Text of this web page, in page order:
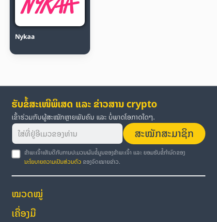
Nykaa
ຮັບຂໍ້ສະເໜີພິເສດ ແລະ ຂ່າວສານ crypto
ເຂົ້າຮ່ວມກັບຜູ້ສະໝັກຫຼາຍພັນຄົນ ແລະ ບໍ່ພາດໂອກາດໃດໆ.
ສະໝັກສະມາຊິກ
ຂ້າພະເຈົ້າເຫັນດີກັບການປະມວນຜົນຂໍ້ມູນຂອງຂ້າພະເຈົ້າ ແລະ ຍອມຮັບຂໍ້ກຳນົດຂອງ
ນະໂຍບາຍຄວາມເປັນສ່ວນຕົວ ຂອງຈົດໝາຍຂ່າວ.
ໝວດໝູ່
ເຄື່ອງມື